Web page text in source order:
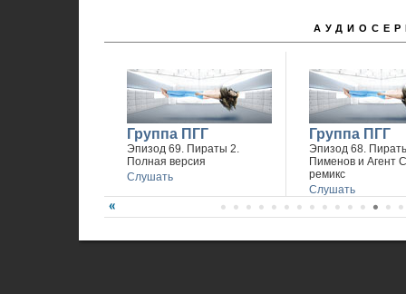
Группа ПГГ
Эпизод 69. Пираты 2.
Полная версия
Слушать
Группа ПГГ
Эпизод 68.
Пименов и Агент
ремикс
Слушать